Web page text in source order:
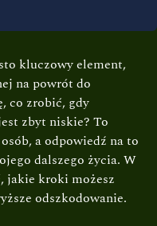
kluczowy element,
na powrót do
co zrobić, gdy
zbyt niskie? To
a odpowiedź na to
dalszego życia. W
jakie kroki możesz
odszkodowanie.